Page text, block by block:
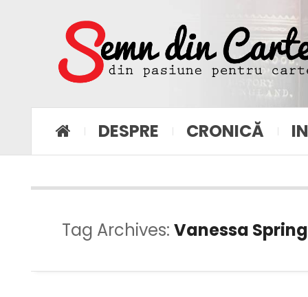
DESPRE CRONICĂ
Tag Archives: Vanessa